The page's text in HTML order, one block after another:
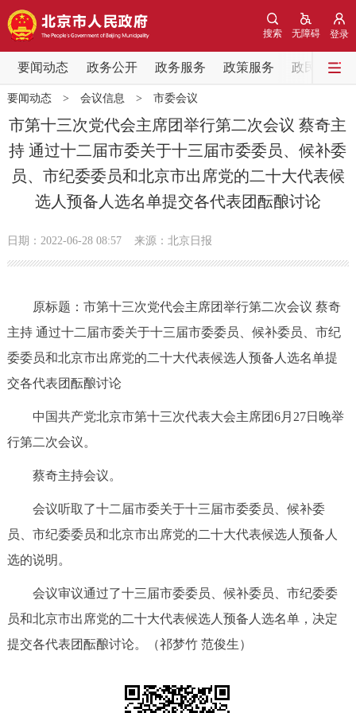
登录
无障碍
搜索
要闻动态 政务公开 政务服务 政策服务 政民互动
要闻动态
党中央精神 国务院信息
北京要闻 会议信息 部门动态
各区热点
政务公开
政策兑现 政策解读 回应关切
决策公开
政务服务
便民服务 利企服务 投资项目
中介服务
政民互动
要闻动态> 会议信息 > 市委会议
市第十三次党代会主席团举行第二次会议 蔡奇主
持 通过十二届市委关于十三届市委委员、候补委
员、市纪委委员和北京市出席党的二十大代表候
选人预备人选名单提交各代表团酝酿讨论
日期：2022-06-28 08:57 来源：北京日报
原标题：市第十三次党代会主席团举行第二次会议 蔡奇
主持 通过十二届市委关于十三届市委委员、候补委员、市纪
委委员和北京市出席党的二十大代表候选人预备人选名单提
交各代表团酝酿讨论
中国共产党北京市第十三次代表大会主席团6月27日晚举
行第二次会议。
蔡奇主持会议。
会议听取了十二届市委关于十三届市委委员、候补委
员、市纪委委员和北京市出席党的二十大代表候选人预备人
选的说明。
会议审议通过了十三届市委委员、候补委员、市纪委委
员和北京市出席党的二十大代表候选人预备人选名单，决定
提交各代表团酝酿讨论。（祁梦竹 范俊生）